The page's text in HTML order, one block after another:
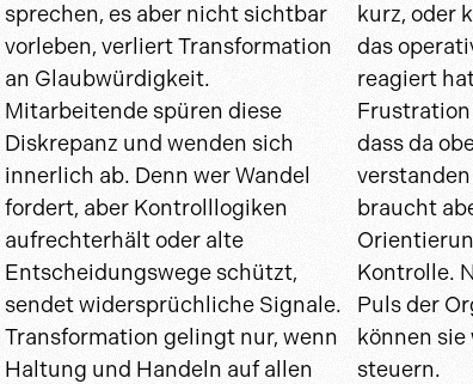
sprechen, es aber nicht sichtbar
vorleben, verliert Transformation
an Glaubwürdigkeit.
Mitarbeitende spüren diese
Diskrepanz und wenden sich
innerlich ab. Denn wer Wandel
fordert, aber Kontrolllogiken
aufrechterhält oder alte
Entscheidungswege schützt,
sendet widersprüchliche Signale.
Transformation gelingt nur, wenn
Haltung und Handeln auf allen
kurz, oder
das
reagiert
dass da
braucht
Kontrolle.
Puls der
können
steuern.